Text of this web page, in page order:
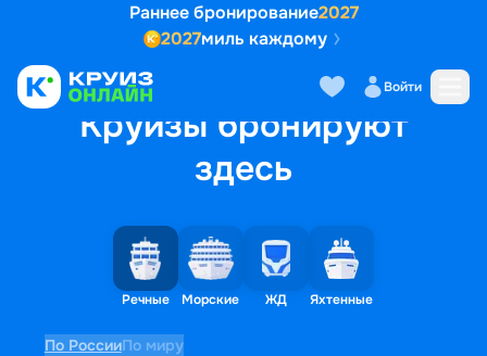
Раннее бронирование2027
2027миль каждому
Войти
Круизы бронируют
здесь
Речные Морские ЖД Яхтенные
По РоссииПо миру